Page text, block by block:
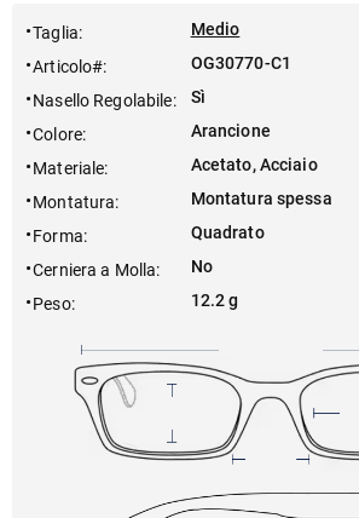
Taglia:
Medio
Articolo#:
OG30770-C1
Nasello Regolabile:
Sì
Colore:
Arancione
Materiale:
Acetato, Acciaio
Montatura:
Montatura spessa
Forma:
Quadrato
Cerniera a Molla:
No
Peso: 12.2 g